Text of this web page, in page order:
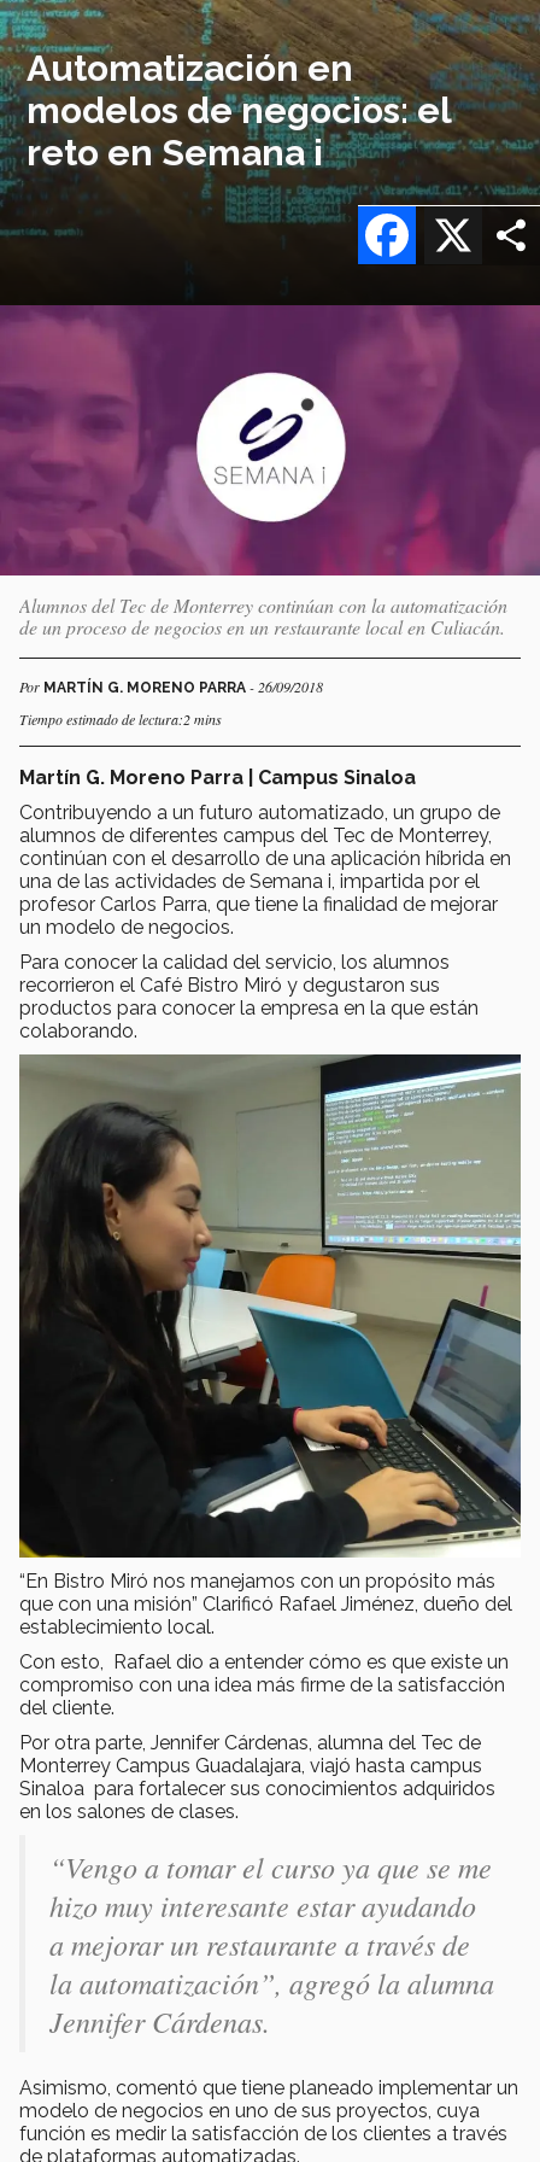
Automatización en
modelos de negocios: el
reto en Semana i
X
Facebook
Imagen
Alumnos del Tec de Monterrey continúan con la automatización
de un proceso de negocios en un restaurante local en Culiacán.
Por MARTÍN G. MORENO PARRA - 26/09/2018
Tiempo estimado de lectura:2 mins
Martín G. Moreno Parra | Campus Sinaloa
Contribuyendo a un futuro automatizado, un grupo de
alumnos de diferentes campus del Tec de Monterrey,
continúan con el desarrollo de una aplicación híbrida en
una de las actividades de Semana i, impartida por el
profesor Carlos Parra, que tiene la finalidad de mejorar
un modelo de negocios.
Para conocer la calidad del servicio, los alumnos
recorrieron el Café Bistro Miró y degustaron sus
productos para conocer la empresa en la que están
colaborando.
“En Bistro Miró nos manejamos con un propósito más
que con una misión” Clarificó Rafael Jiménez, dueño del
establecimiento local.
Con esto, Rafael dio a entender cómo es que existe un
compromiso con una idea más firme de la satisfacción
del cliente.
Por otra parte, Jennifer Cárdenas, alumna del Tec de
Monterrey Campus Guadalajara, viajó hasta campus
Sinaloa para fortalecer sus conocimientos adquiridos
en los salones de clases.
“Vengo a tomar el curso ya que se me
hizo muy interesante estar ayudando
a mejorar un restaurante a través de
la automatización”, agregó la alumna
Jennifer Cárdenas.
Asimismo, comentó que tiene planeado implementar un
modelo de negocios en uno de sus proyectos, cuya
función es medir la satisfacción de los clientes a través
de plataformas automatizadas.